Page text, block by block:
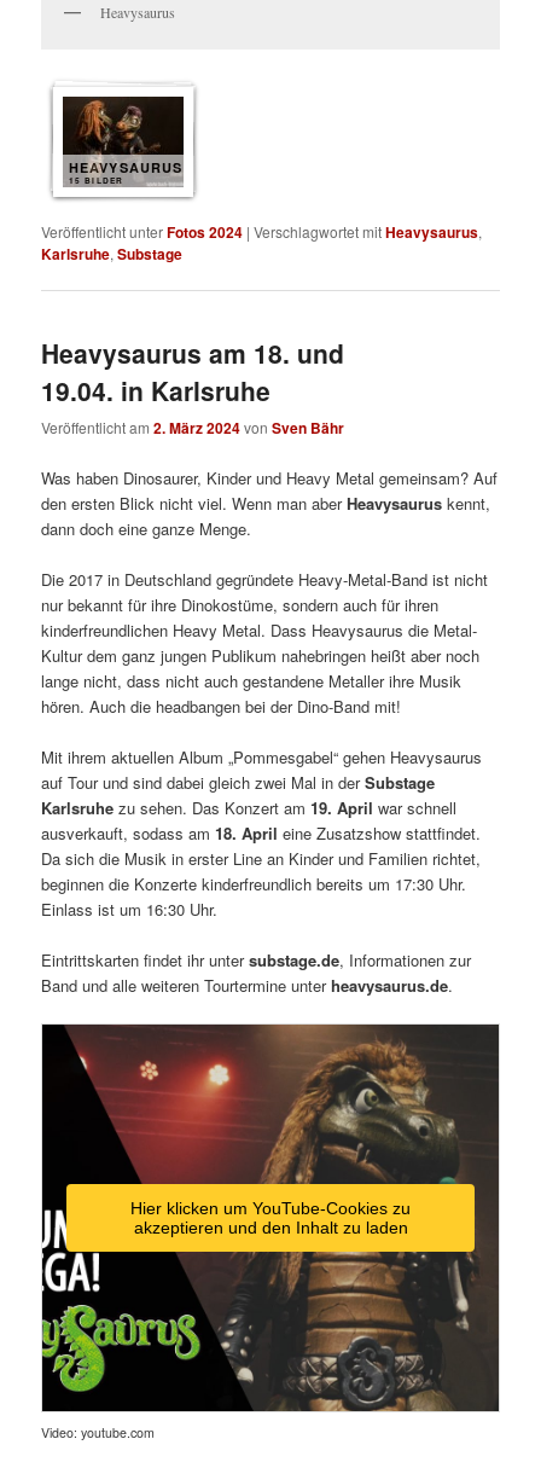
Heavysaurus
HEAVYSAURUS
15 BILDER
Veröffentlicht unterFotos 2024 |Verschlagwortet mitHeavysaurus,
Karlsruhe,Substage
Heavysaurus am 18. und
19.04. in Karlsruhe
Veröffentlicht am2. März 2024vonSven Bähr
Was haben Dinosaurer, Kinder und Heavy Metal gemeinsam? Auf
den ersten Blick nicht viel. Wenn man aberHeavysaurus kennt,
dann doch eine ganze Menge.
Die 2017 in Deutschland gegründete Heavy-Metal-Band ist nicht
nur bekannt für ihre Dinokostüme, sondern auch für ihren
kinderfreundlichen Heavy Metal. Dass Heavysaurus die Metal-
Kultur dem ganz jungen Publikum nahebringen heißt aber noch
lange nicht, dass nicht auch gestandene Metaller ihre Musik
hören. Auch die headbangen bei der Dino-Band mit!
Mit ihrem aktuellen Album „Pommesgabel“ gehen Heavysaurus
auf Tour und sind dabei gleich zwei Mal in derSubstage
Karlsruhe zu sehen. Das Konzert am19. April war schnell
ausverkauft, sodass am18. April eine Zusatzshow stattfindet.
Da sich die Musik in erster Line an Kinder und Familien richtet,
beginnen die Konzerte kinderfreundlich bereits um 17:30 Uhr.
Einlass ist um 16:30 Uhr.
Eintrittskarten findet ihr untersubstage.de, Informationen zur
Band und alle weiteren Tourtermine unterheavysaurus.de.
Hier klicken um YouTube-Cookies zu
akzeptieren und den Inhalt zu laden
Video: youtube.com